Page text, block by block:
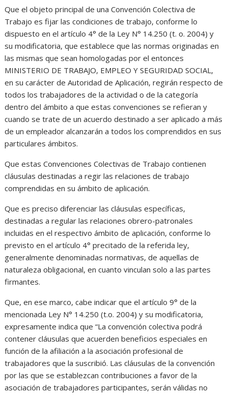
Que el objeto principal de una Convención Colectiva de
Trabajo es fijar las condiciones de trabajo, conforme lo
dispuesto en el artículo 4° de la Ley N° 14.250 (t. o. 2004) y
su modificatoria, que establece que las normas originadas en
las mismas que sean homologadas por el entonces
MINISTERIO DE TRABAJO, EMPLEO Y SEGURIDAD SOCIAL,
en su carácter de Autoridad de Aplicación, regirán respecto de
todos los trabajadores de la actividad o de la categoría
dentro del ámbito a que estas convenciones se refieran y
cuando se trate de un acuerdo destinado a ser aplicado a más
de un empleador alcanzarán a todos los comprendidos en sus
particulares ámbitos.
Que estas Convenciones Colectivas de Trabajo contienen
cláusulas destinadas a regir las relaciones de trabajo
comprendidas en su ámbito de aplicación.
Que es preciso diferenciar las cláusulas específicas,
destinadas a regular las relaciones obrero-patronales
incluidas en el respectivo ámbito de aplicación, conforme lo
previsto en el artículo 4° precitado de la referida ley,
generalmente denominadas normativas, de aquellas de
naturaleza obligacional, en cuanto vinculan solo a las partes
firmantes.
Que, en ese marco, cabe indicar que el artículo 9° de la
mencionada Ley N° 14.250 (t.o. 2004) y su modificatoria,
expresamente indica que “La convención colectiva podrá
contener cláusulas que acuerden beneficios especiales en
función de la afiliación a la asociación profesional de
trabajadores que la suscribió. Las cláusulas de la convención
por las que se establezcan contribuciones a favor de la
asociación de trabajadores participantes, serán válidas no